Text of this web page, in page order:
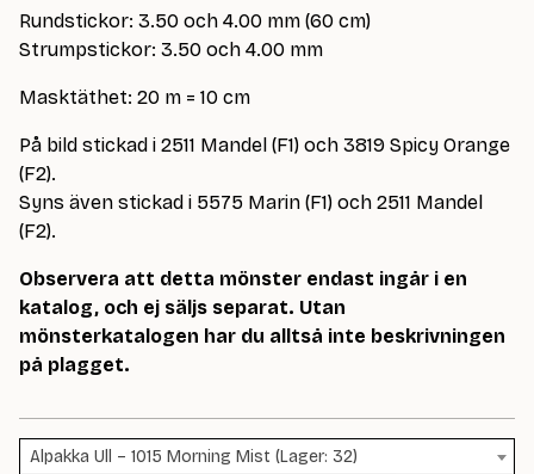
Rundstickor: 3.50 och 4.00 mm (60 cm)
Strumpstickor: 3.50 och 4.00 mm
Masktäthet: 20 m = 10 cm
På bild stickad i 2511 Mandel (F1) och 3819 Spicy Orange
(F2).
Syns även stickad i 5575 Marin (F1) och 2511 Mandel
(F2).
Observera att detta mönster endast ingår i en
katalog, och ej säljs separat. Utan
mönsterkatalogen har du alltså inte beskrivningen
på plagget.
Alpakka Ull – 1015 Morning Mist (Lager: 32)